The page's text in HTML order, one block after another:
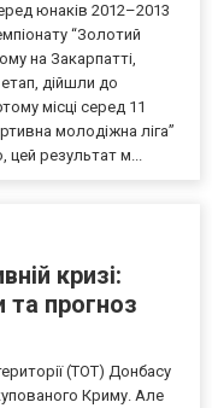
юнаків 2012–2013
“Золотий
на Закарпатті,
дійшли до
місці серед 11
молодіжна ліга”
цей результат м...
кризі:
та прогноз
(ТОТ) Донбасу
Криму. Але